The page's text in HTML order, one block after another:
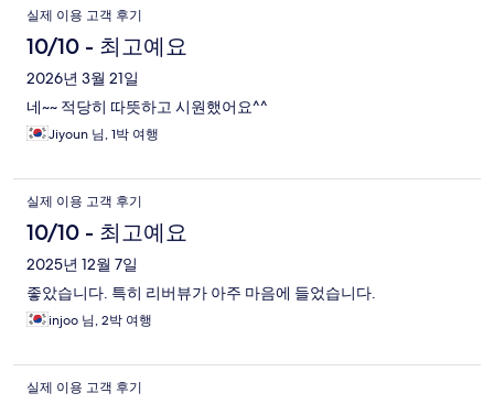
실제 이용 고객 후기
10/10 - 최고예요
2026년 3월 21일
네~~ 적당히 따뜻하고 시원했어요^^
Jiyoun 님, 1박 여행
실제 이용 고객 후기
10/10 - 최고예요
2025년 12월 7일
좋았습니다. 특히 리버뷰가 아주 마음에 들었습니다.
injoo 님, 2박 여행
실제 이용 고객 후기